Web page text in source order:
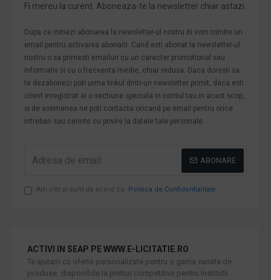
Fi mereu la curent. Aboneaza-te la newsletter chiar astazi.
Dupa ce initiezi abonarea la newsletter-ul nostru iti vom trimite un
email pentru activarea abonarii. Cand esti abonat la newsletter-ul
nostru o sa primesti emailuri cu un caracter promotional sau
informativ si cu o frecventa medie, chiar redusa. Daca doresti sa
te dezabonezi poti urma linkul dintr-un newsletter primit, daca esti
client inregistrat ai o sectiune speciala in contul tau in acest scop,
si de asemenea ne poti contacta oricand pe email pentru orice
intrebari sau cerinte cu privire la datele tale personale.
ABONARE
Am citit şi sunt de acord cu Politica de Confidentialitate
ACTIVI IN SEAP PE WWW.E-LICITATIE.RO
Te ajutam cu oferte personalizate pentru o gama variata de
produse, disponibile la preturi competitive pentru Institutii